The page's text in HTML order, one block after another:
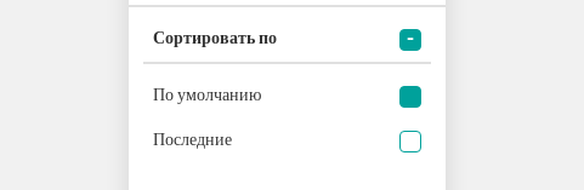
Сортировать по
По умолчанию
Последние